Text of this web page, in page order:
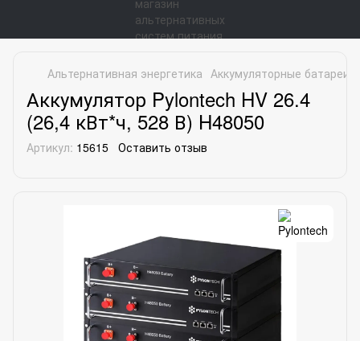
Альтернативная энергетика Аккумуляторные батареи
Аккумулятор Pylontech HV 26.4
(26,4 кВт*ч, 528 В) H48050
Артикул: 15615 Оставить отзыв